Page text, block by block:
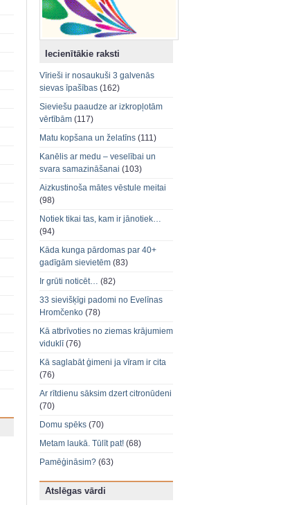
Iecienītākie raksti
Vīrieši ir nosaukuši 3 galvenās
sievas īpašības (162)
Sieviešu paaudze ar izkropļotām
vērtībām (117)
Matu kopšana un želatīns (111)
Kanēlis ar medu – veselībai un
svara samazināšanai (103)
Aizkustinoša mātes vēstule meitai
(98)
Notiek tikai tas, kam ir jānotiek…
(94)
Kāda kunga pārdomas par 40+
gadīgām sievietēm (83)
Ir grūti noticēt… (82)
33 sievišķīgi padomi no Evelīnas
Hromčenko (78)
Kā atbrīvoties no ziemas krājumiem
viduklī(76)
Kā saglabāt ģimeni ja vīram ir cita
(76)
Ar rītdienu sāksim dzert citronūdeni
(70)
Domu spēks (70)
Metam laukā. Tūlīt pat! (68)
Pamēģināsim? (63)
Atslēgas vārdi